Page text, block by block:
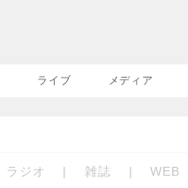
ライブ メディア
ラジオ | 雑誌 | WEB